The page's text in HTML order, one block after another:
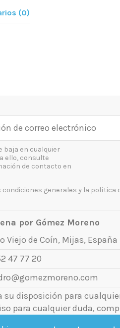
(0)
baja en cualquier
ello, consulte
de contacto en
condiciones generales y la política
por Gómez Moreno
Viejo de Coín, Mijas, España
47 77 20
su disposición para
para cualquier duda,